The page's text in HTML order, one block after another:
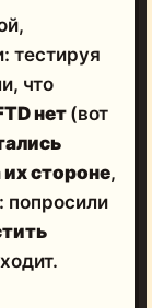
тестируя
что
нет (вот
стороне,
попросили